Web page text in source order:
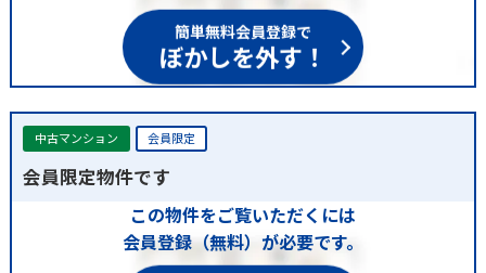
簡単無料会員登録で
ぼかしを外す！
中古マンション 会員限定
会員限定物件です
この物件をご覧いただくには
会員登録（無料）が必要です。